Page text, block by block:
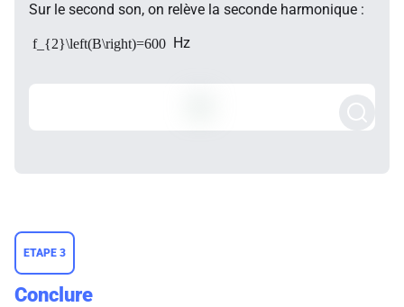
Sur le second son, on relève la seconde harmonique :
f_{2}\left(B\right)=600 Hz
ETAPE 3
Conclure